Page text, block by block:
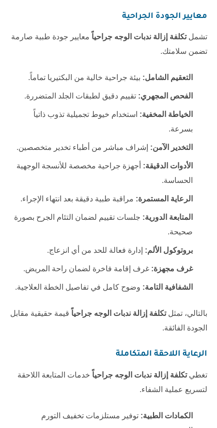
معايير الجودة الجراحية
تشملتكلفة إزالة ندبات الوجه جراحياً معايير جودة طبية صارمة
تضمن سلامتك.
التعقيم الشامل: بيئة جراحية خالية من البكتيريا تماماً.
الفحص المجهري: تقييم دقيق لطبقات الجلد المتضررة.
الخياطة المخفية: استخدام خيوط تجميلية تذوب ذاتياً
بسرعة.
التخدير الآمن: إشراف مباشر من أطباء تخدير متخصصين.
الأدوات الدقيقة: أجهزة جراحية مخصصة للأنسجة الوجهية
الحساسة.
الرعاية المستمرة: مراقبة طبية دقيقة بعد انتهاء الإجراء.
المتابعة الدورية: جلسات تقييم لضمان التئام الجرح بصورة
صحيحة.
بروتوكول الألم: إدارة فعالة للحد من أي انزعاج.
غرف مجهزة: غرف إقامة فاخرة لضمان راحة المريض.
الشفافية التامة: وضوح كامل في تفاصيل الخطة العلاجية.
بالتالي، تمثلتكلفة إزالة ندبات الوجه جراحياً قيمة حقيقية مقابل
الجودة الفائقة.
الرعاية اللاحقة المتكاملة
تغطيتكلفة إزالة ندبات الوجه جراحياً خدمات المتابعة اللاحقة
لتسريع عملية الشفاء.
الكمادات الطبية: توفير مستلزمات تخفيف التورم